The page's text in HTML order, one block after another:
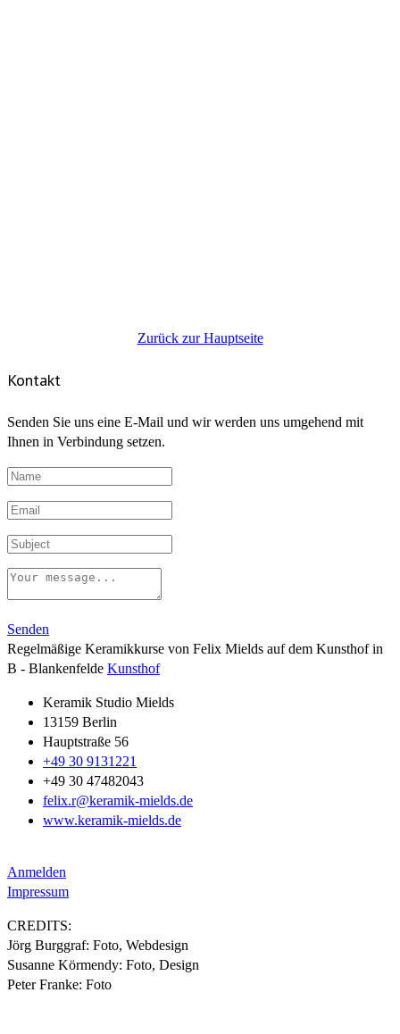
Zurück zur Hauptseite
Kontakt
Senden Sie uns eine E-Mail und wir werden uns umgehend mit
Ihnen in Verbindung setzen.
Senden
Regelmäßige Keramikkurse von Felix Mields auf dem Kunsthof in
B - Blankenfelde Kunsthof
Keramik Studio Mields
13159 Berlin
Hauptstraße 56
+49 30 9131221
+49 30 47482043
felix.r@keramik-mields.de
www.keramik-mields.de
Anmelden
Impressum
CREDITS:
Jörg Burggraf: Foto, Webdesign
Susanne Körmendy: Foto, Design
Peter Franke: Foto